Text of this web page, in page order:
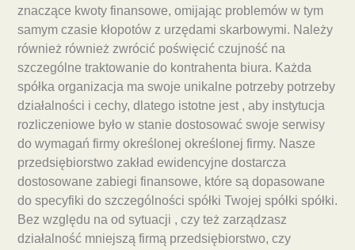
znaczące kwoty finansowe, omijając problemów w tym
samym czasie kłopotów z urzędami skarbowymi. Należy
również również zwrócić poświęcić czujność na
szczególne traktowanie do kontrahenta biura. Każda
spółka organizacja ma swoje unikalne potrzeby potrzeby
działalności i cechy, dlatego istotne jest , aby instytucja
rozliczeniowe było w stanie dostosować swoje serwisy
do wymagań firmy określonej określonej firmy. Nasze
przedsiębiorstwo zakład ewidencyjne dostarcza
dostosowane zabiegi finansowe, które są dopasowane
do specyfiki do szczególności spółki Twojej spółki spółki.
Bez względu na od sytuacji , czy też zarządzasz
działalność mniejszą firmą przedsiębiorstwo, czy